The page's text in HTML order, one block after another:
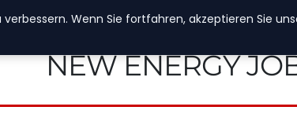
NEW ENERGY
Wenn Sie fortfahren, akzeptieren Sie